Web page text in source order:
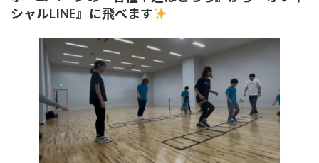
シャルLINE』に飛べます